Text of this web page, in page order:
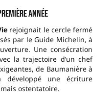
année
rejoignait le cercle fermé
par le Guide Michelin, à
Une consécration
la trajectoire d’un chef
de Baumanière à
une écriture
ostentatoire.